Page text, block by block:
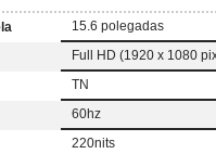
15.6 polegadas
Full HD (1920 x 1080
TN
60hz
220nits